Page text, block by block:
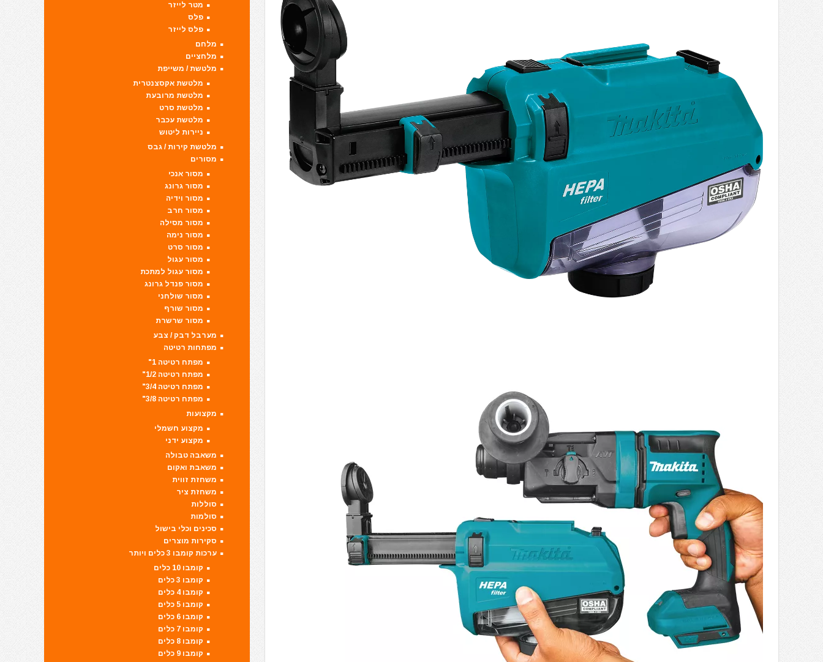
מטר לייזר
פלס
פלס לייזר
מלחם
מלחציים
מלטשת / משייפת
מלטשת אקסצנטרית
מלטשת מרובעת
מלטשת סרט
מלטשת עכבר
ניירות ליטוש
מלטשת קירות / גבס
מסורים
מסור אנכי
מסור גרונג
מסור וידיה
מסור חרב
מסור מסילה
מסור נימה
מסור סרט
מסור עגול
מסור עגול למתכת
מסור פנדל גרונג
מסור שולחני
מסור שורף
מסור שרשרת
מערבל דבק / צבע
מפתחות רטיטה
מפתח רטיטה 1"
מפתח רטיטה 1/2"
מפתח רטיטה 3/4"
מפתח רטיטה 3/8"
מקצועות
מקצוע חשמלי
מקצוע ידני
משאבה טבולה
משאבת ואקום
משחזת זווית
משחזת ציר
סוללות
סולמות
סכינים וכלי בישול
סקירות מוצרים
ערכות קומבו 3 כלים ויותר
קומבו 10 כלים
קומבו 3 כלים
קומבו 4 כלים
קומבו 5 כלים
קומבו 6 כלים
קומבו 7 כלים
קומבו 8 כלים
קומבו 9 כלים